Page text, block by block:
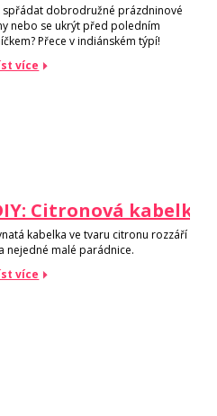
spřádat dobrodružné prázdninové
nebo se ukrýt před poledním
Přece v indiánském týpí!
více
Citronová kabelka
kabelka ve tvaru citronu rozzáří
nejedné malé parádnice.
více